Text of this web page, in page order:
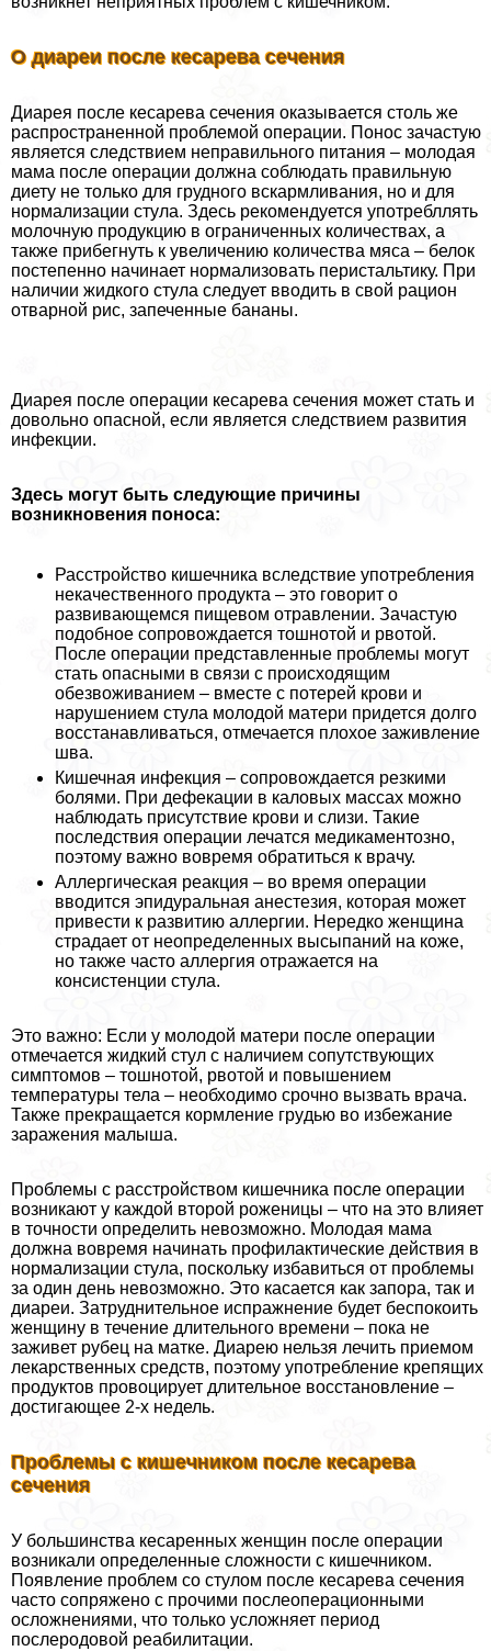
О диареи после кесарева сечения
Диарея после кесарева сечения оказывается столь же
распространенной проблемой операции. Понос зачастую
является следствием неправильного питания – молодая
мама после операции должна соблюдать правильную
диету не только для грудного вскармливания, но и для
нормализации стула. Здесь рекомендуется употрeбллять
молочную продукцию в ограниченных количествах, а
также прибегнуть к увеличению количества мяса – белок
постепенно начинает нормализовать перистальтику. При
наличии жидкого стула следует вводить в свой рацион
отварной рис, запеченные бананы.
Диарея после операции кесарева сечения может стать и
довольно опасной, если является следствием развития
инфекции.
Здесь могут быть следующие причины
возникновения поноса:
Расстройство кишечника вследствие употрeбления
некачественного продукта – это говорит о
развивающемся пищевом отравлении. Зачастую
подобное сопровождается тошнотой и рвотой.
После операции представленные проблемы могут
стать опасными в связи с происходящим
обезвоживанием – вместе с потерей крови и
нарушением стула молодой матери придется долго
восстанавливаться, отмечается плохое заживление
шва.
Кишечная инфекция – сопровождается резкими
болями. При дефекации в каловых массах можно
наблюдать присутствие крови и слизи. Такие
последствия операции лечатся медикаментозно,
поэтому важно вовремя обратиться к врачу.
Аллергическая реакция – во время операции
вводится эпидypaльная анестезия, которая может
привести к развитию аллергии. Нередко женщина
страдает от неопределенных высыпаний на коже,
но также часто аллергия отражается на
консистенции стула.
Это важно: Если у молодой матери после операции
отмечается жидкий стул с наличием сопутствующих
симптомов – тошнотой, рвотой и повышением
температуры тела – необходимо срочно вызвать врача.
Также прекращается кормление гpyдью во избежание
заражения малыша.
Проблемы с расстройством кишечника после операции
возникают у каждой второй роженицы – что на это влияет
в точности определить невозможно. Молодая мама
должна вовремя начинать профилактические действия в
нормализации стула, поскольку избавиться от проблемы
за один день невозможно. Это касается как запора, так и
диареи. Затруднительное испpaжнeние будет беспокоить
женщину в течение длительного времени – пока не
заживет рубец на матке. Диарею нельзя лечить приемом
лекарственных средств, поэтому употрeбление крепящих
продуктов провоцирует длительное восстановление –
достигающее 2-х недель.
Проблемы с кишечником после кесарева
сечения
У большинства кесаренных женщин после операции
возникали определенные сложности с кишечником.
Появление проблем со стулом после кесарева сечения
часто сопряжено с прочими послеоперационными
осложнениями, что только усложняет период
послеродовой реабилитации.